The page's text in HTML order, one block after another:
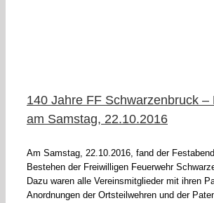
140 Jahre FF Schwarzenbruck –
am Samstag, 22.10.2016
Am Samstag, 22.10.2016, fand der
Bestehen der Freiwilligen Feuerwehr
Dazu waren alle Vereinsmitglieder mit ihren
Anordnungen der Ortsteilwehren und der